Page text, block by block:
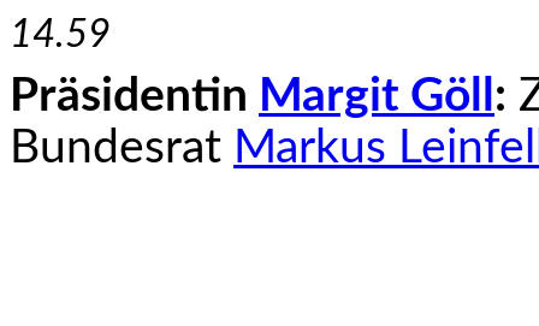
14.59
Präsidentin Margit Göll :
Bundesrat Markus